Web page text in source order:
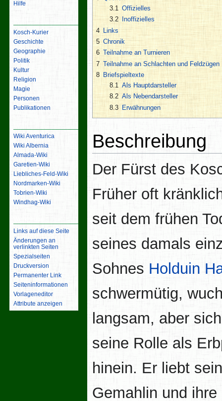
3.1
Offizielles
3.2
Inoffizielles
4 Links
5 Chronik
6 Teilnahme an Turnieren
7 Teilnahme an Schlachten und Feldzügen
8 Briefspieltexte
8.1
Als Hauptdarsteller
8.2 Als Nebendarsteller
8.3 Erwähnungen
Beschreibung
Der Fürst des
Früher oft
seit dem frühen
seines damals
Sohnes Holduin
schwermütig,
langsam, aber
seine Rolle als
hinein. Er liebt
Gemahlin und ihre
Hilfe
Kosch-Kurier
Geschichte
Geographie
Politik
Kultur
Religion
Magie
Personen
Publikationen
Wiki Aventurica
Wiki Albernia
Almada-Wiki
Garetien-Wiki
Liebliches-Feld-Wiki
Nordmarken-Wiki
Tobrien-Wiki
Windhag-Wiki
Links auf diese Seite
Änderungen an
verlinkten Seiten
Spezialseiten
Druckversion
Permanenter Link
Seiten­­informationen
Vorlageneditor
Attribute anzeigen